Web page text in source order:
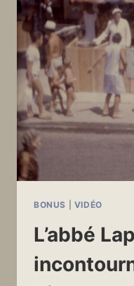
BONUS VIDÉO
L’abbé